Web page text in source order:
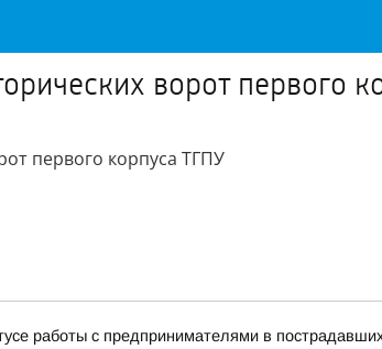
ворот первого
первого корпуса ТГПУ
работы с предпринимателями в